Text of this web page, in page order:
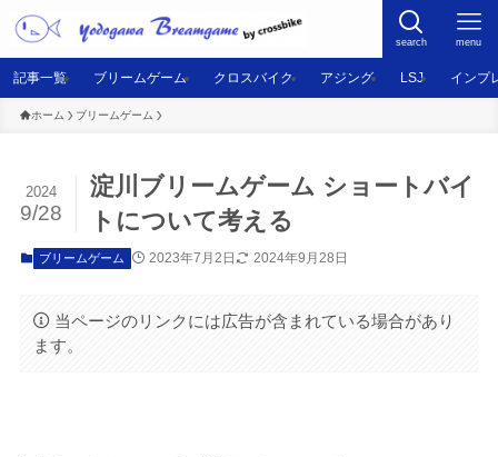
search menu
記事一覧 ブリームゲーム クロスバイク アジング LSJ インプ
ホーム ブリームゲーム
淀川ブリームゲーム ショートバイ
トについて考える
2024
9/28
ブリームゲーム 2023年7月2日 2024年9月28日
当ページのリンクには広告が含まれている場合があり
ます。